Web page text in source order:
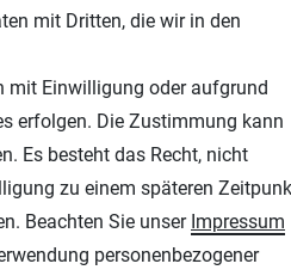
Kompressoren, Airbrushfarben
Siebdruck und Plotterfolien
- Tierbedarf
mit Dritten, die wir in den
mit Einwilligung oder aufgrund
erfolgen. Die Zustimmung kann
Es besteht das Recht, nicht
zu einem späteren
Beachten Sie unser Impressum
personenbezogener